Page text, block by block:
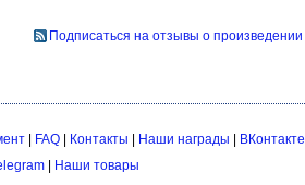
Подписаться на отзывы о произведении
| FAQ| Контакты | Наши награды | ВКонтакте
| Наши товары